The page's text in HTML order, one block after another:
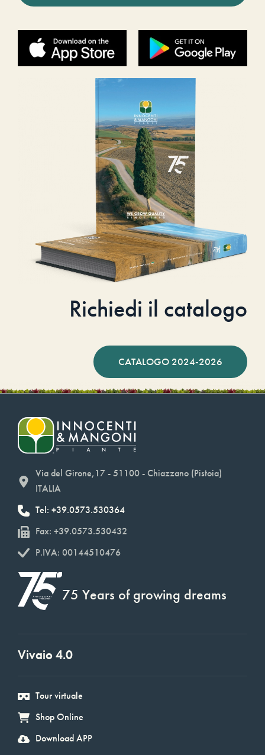
Richiedi il catalogo
CATALOGO 2024-2026
Via del Girone,17 - 51100 - Chiazzano (Pistoia)
ITALIA
Tel: +39.0573.530364
Fax: +39.0573.530432
P.IVA: 00144510476
75 Years of growing dreams
Vivaio 4.0
Tour virtuale
Shop Online
Download APP